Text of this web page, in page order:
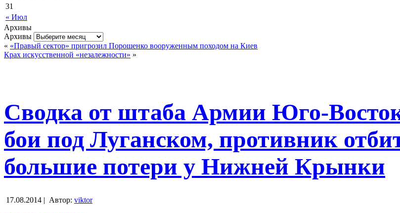
« Июл
31
Архивы
Архивы
« «Правый сектор» пригрозил Порошенко вооруженным походом на Киев
Крах искусственной «незалежности» »
Сводка от штаба Армии Юго-
бои под Луганском, противник
большие потери у Нижней Крынки
17.08.2014 | Автор: viktor